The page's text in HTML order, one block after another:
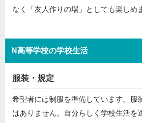
なく「友人作りの場」としても楽しめ
N高等学校の学校生活
服装・規定
希望者には制服を準備しています。服
はありません。自分らしく学校生活を